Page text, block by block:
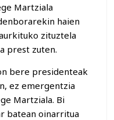
Martziala
haien
zituztela
prest zuten.
bere presidenteak
ez emergentzia
Martziala. Bi
batean oinarritua